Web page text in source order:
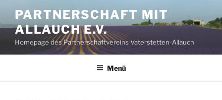
Inhalt
springen
PARTNERSCHAFT MIT
ALLAUCH E.V.
Homepage des Partnerschaftvereins Vaterstetten-Allauch
Menü